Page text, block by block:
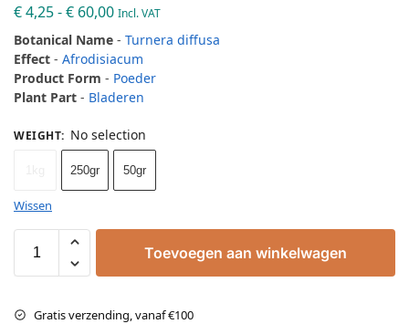
€4,25-€ 60,00 Incl. VAT
Botanical Name - Turnera diffusa
Effect - Afrodisiacum
Product Form - Poeder
Plant Part - Bladeren
WEIGHT: No selection
250gr 50gr
Wissen
Toevoegen aan winkelwagen
Gratis verzending, vanaf €100